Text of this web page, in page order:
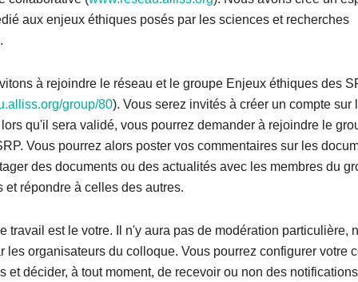
aux enjeux éthiques posés par les sciences et recherches
à rejoindre le réseau et le groupe Enjeux éthiques des
group/80). Vous serez invités à créer un compte sur
qu'il sera validé, vous pourrez demander à rejoindre le
Vous pourrez alors poster vos commentaires sur les
des documents ou des actualités avec les membres du
et répondre à celles des autres.
travail est le votre. Il n'y aura pas de modération particulière,
les organisateurs du colloque. Vous pourrez configurer votre
et décider, à tout moment, de recevoir ou non des